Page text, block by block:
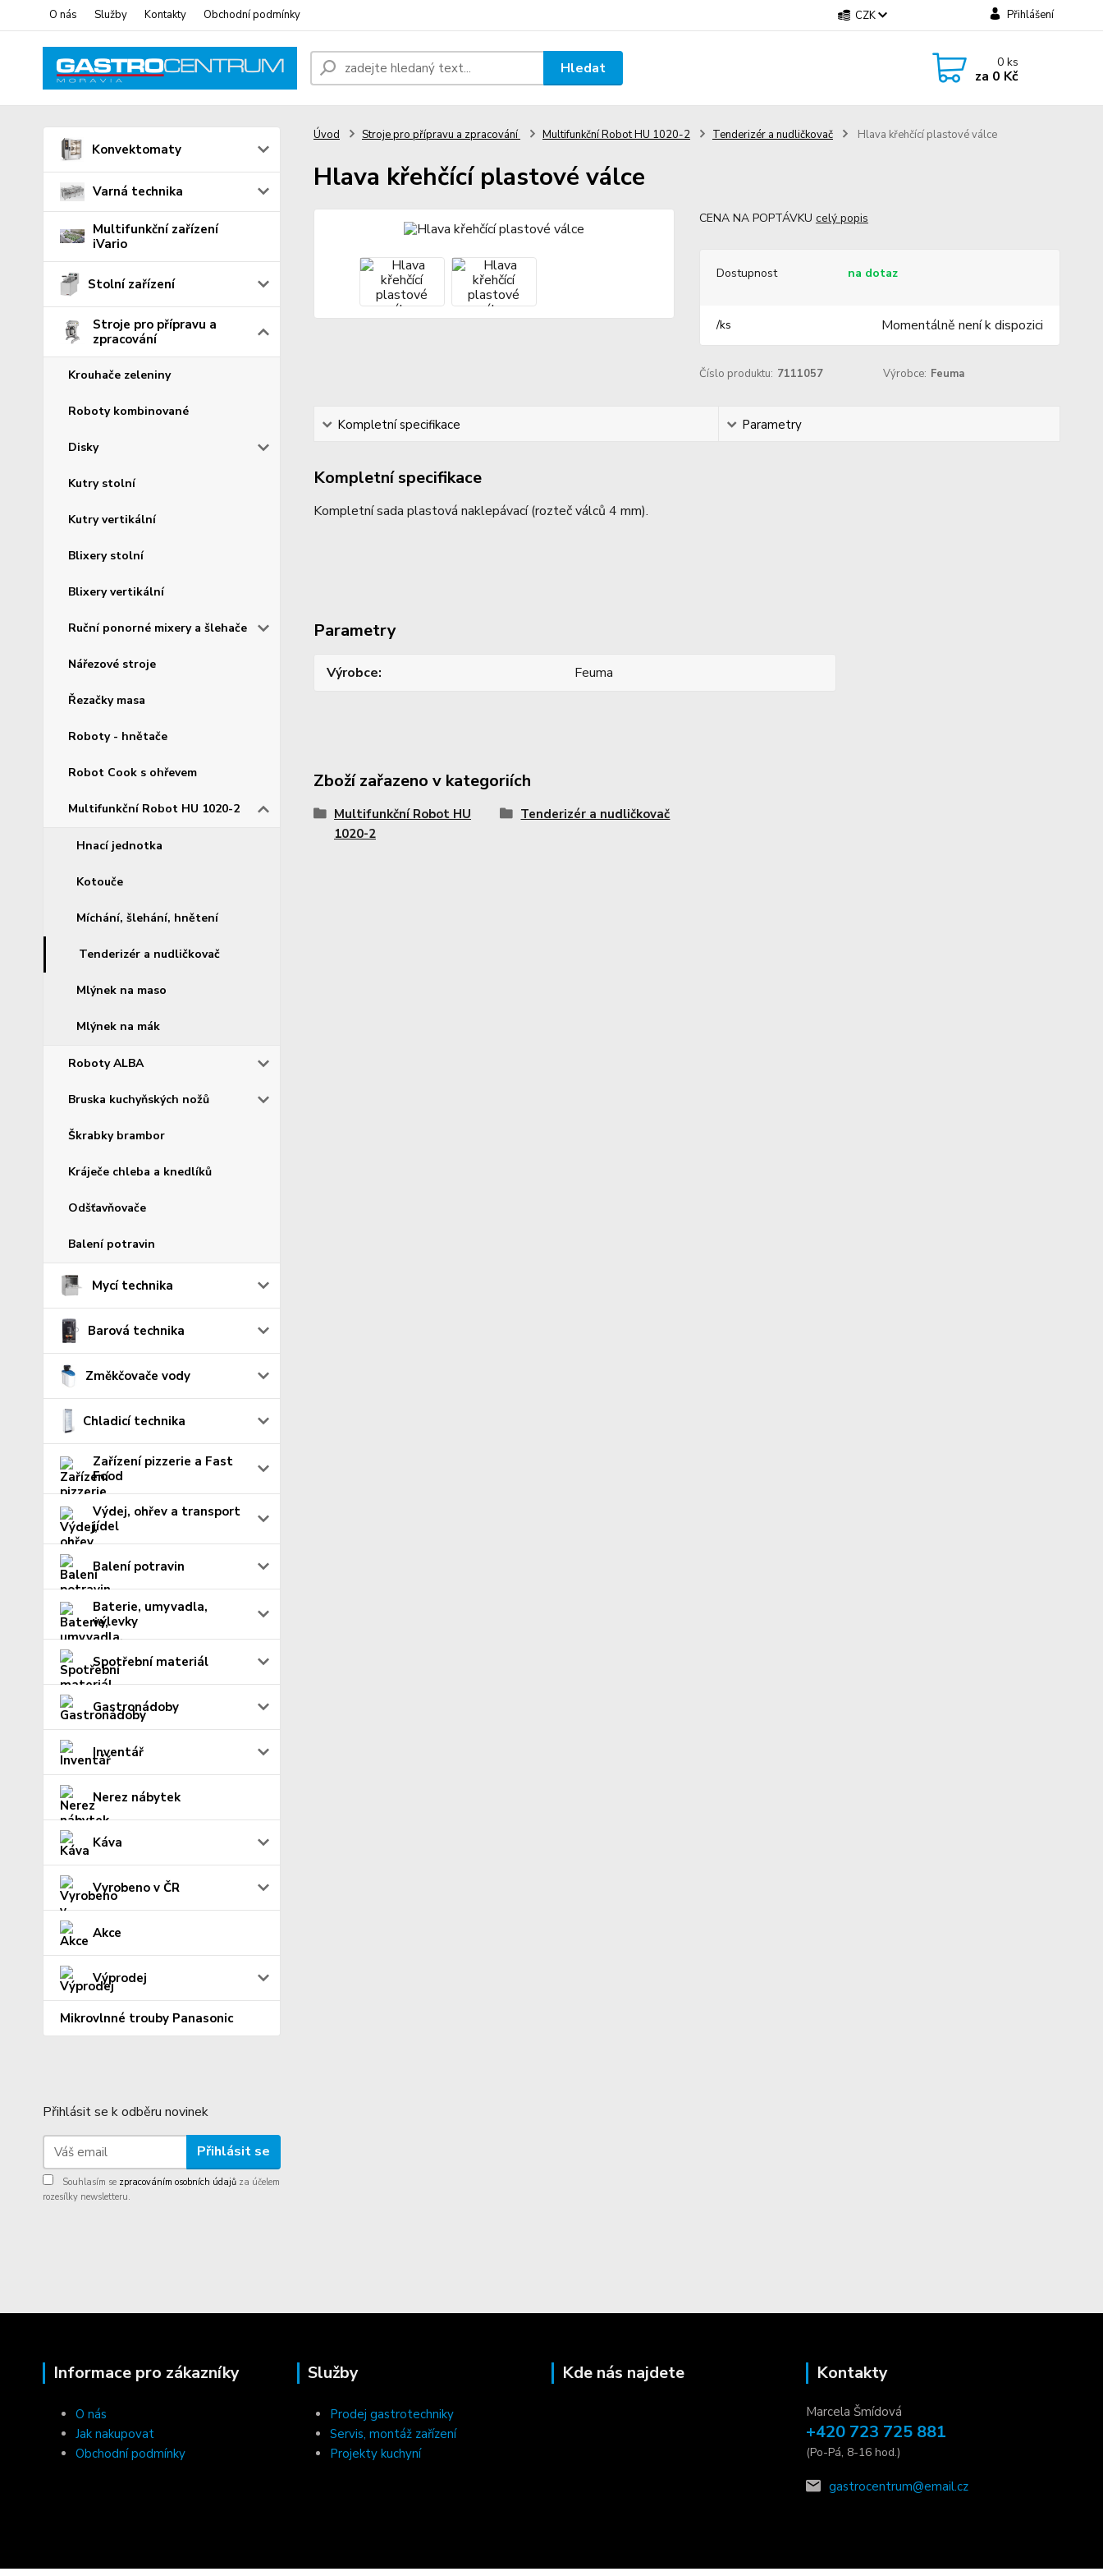
O nás Služby Kontakty Obchodní podmínky CZK Přihlášení
Hledat 0ks
za 0 Kč
Konvektomaty
Varná technika
Multifunkční zařízení
iVario
Stolní zařízení
Stroje pro přípravu a
zpracování
Krouhače zeleniny
Roboty kombinované
Disky
Kutry stolní
Kutry vertikální
Blixery stolní
Blixery vertikální
Ruční ponorné mixery a šlehače
Nářezové stroje
Řezačky masa
Roboty - hnětače
Robot Cook s ohřevem
Multifunkční Robot HU 1020-2
Hnací jednotka
Kotouče
Míchání, šlehání, hnětení
Tenderizér a nudličkovač
Mlýnek na maso
Mlýnek na mák
Roboty ALBA
Bruska kuchyňských nožů
Škrabky brambor
Kráječe chleba a knedlíků
Odšťavňovače
Balení potravin
Mycí technika
Barová technika
Změkčovače vody
Chladicí technika
Zařízení pizzerie a Fast
Food
Výdej, ohřev a transport
jídel
Balení potravin
Baterie, umyvadla,
výlevky
Spotřební materiál
Gastronádoby
Inventář
Nerez nábytek
Káva
Vyrobeno v ČR
Akce
Výprodej
Mikrovlnné trouby Panasonic
Přihlásit se k odběru novinek
Přihlásit se
Souhlasím se zpracováním osobních údajů za účelem
rozesílky newsletteru.
Úvod Stroje pro přípravu a zpracování Multifunkční Robot HU 1020-2 Tenderizér a nudličkovač Hlava křehčící plastové válce
Hlava křehčící plastové válce
CENA NA POPTÁVKU celý popis
Dostupnost na dotaz
/ks Momentálně není k dispozici
Číslo produktu: 7111057 Výrobce: Feuma
Kompletní specifikace Parametry
Kompletní specifikace
Kompletní sada plastová naklepávací (rozteč válců 4 mm).
Parametry
Výrobce Feuma
Zboží zařazeno v kategoriích
Multifunkční Robot HU
1020-2
Tenderizér a nudličkovač
Informace pro zákazníky
O nás
Jak nakupovat
Obchodní podmínky
Služby
Prodej gastrotechniky
Servis, montáž zařízení
Projekty kuchyní
Kde nás najdete Kontakty
Marcela Šmídová
+420 723 725 881
(Po-Pá, 8-16 hod.)
gastrocentrum@email.cz